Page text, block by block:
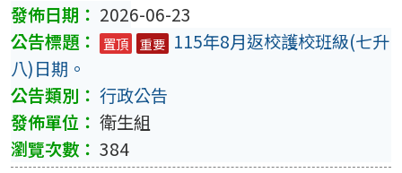
2026-06-23
置頂 重要 115年8月返校護校班級(七升
八)日期。
行政公告
衛生組
384